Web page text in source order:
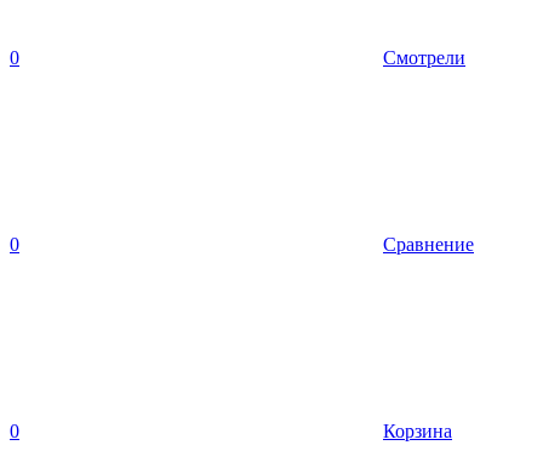
0 Смотрели
0 Сравнение
0 Корзина